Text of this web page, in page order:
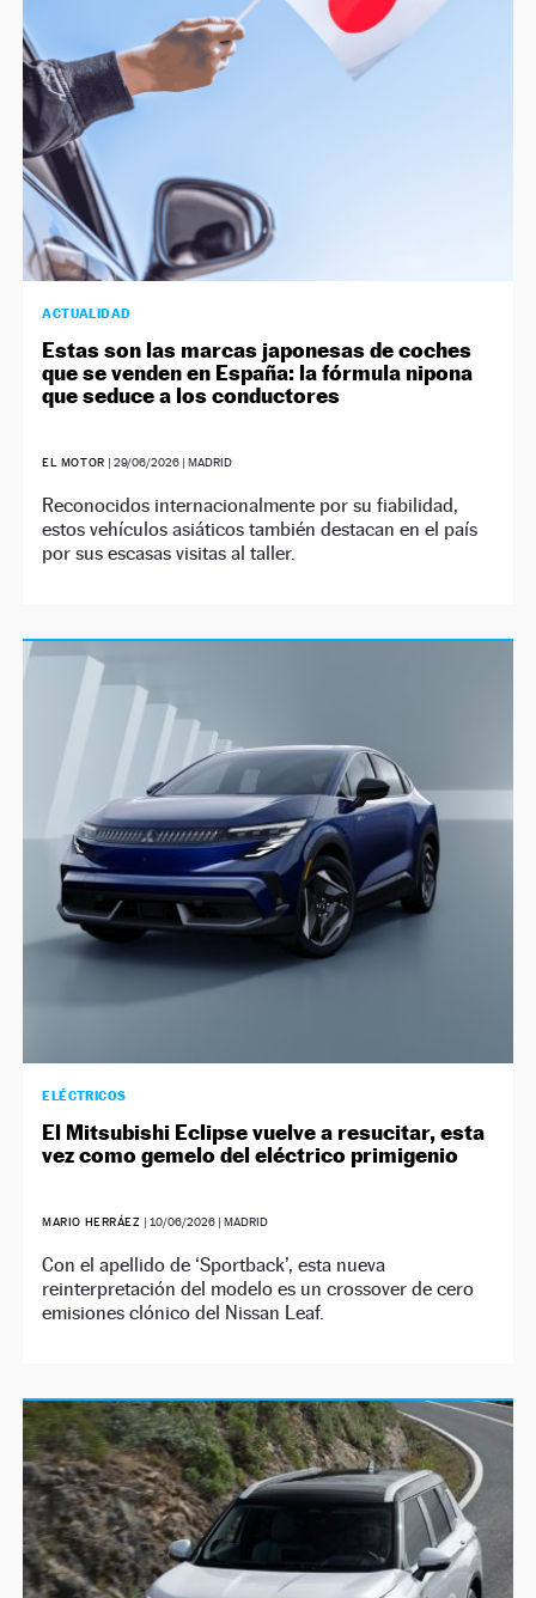
NEWSLETTER
SÍGUENOS
ACTUALIDAD
Estas son las marcas japonesas de coches
que se venden en España: la fórmula nipona
que seduce a los conductores
EL MOTOR |29/06/2026 | MADRID
Reconocidos internacionalmente por su fiabilidad,
estos vehículos asiáticos también destacan en el país
por sus escasas visitas al taller.
ELÉCTRICOS
El Mitsubishi Eclipse vuelve a resucitar, esta
vez como gemelo del eléctrico primigenio
MARIO HERRÁEZ | 10/06/2026 | MADRID
Con el apellido de ‘Sportback’, esta nueva
reinterpretación del modelo es un crossover de cero
emisiones clónico del Nissan Leaf.